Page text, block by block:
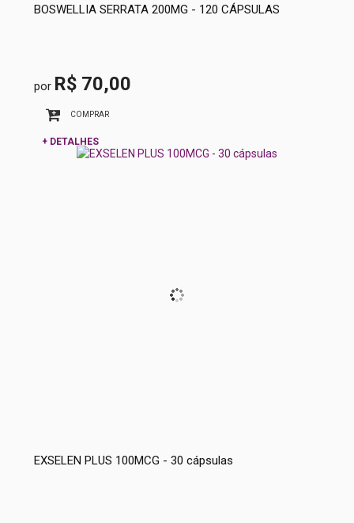
BOSWELLIA SERRATA 200MG - 120 CÁPSULAS
por R$ 70,00
COMPRAR
+ DETALHES
EXSELEN PLUS 100MCG - 30 cápsulas